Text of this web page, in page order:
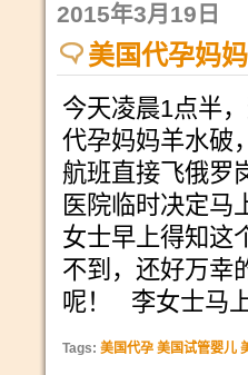
2015年3月19日
美国代孕妈
今天凌晨1点半
代孕妈妈羊水破
航班直接飞俄罗
医院临时决定马
女士早上得知这
不到，还好万幸
呢！ 李女士马
Tags: 美国代孕 美国试管婴儿